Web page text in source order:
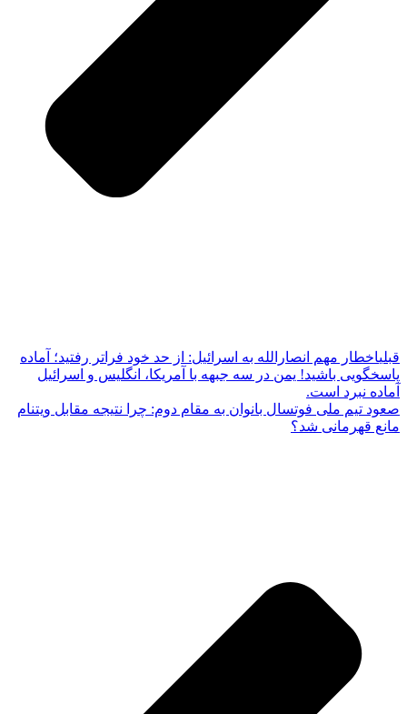
قبلیاخطار مهم انصارالله به اسرائیل: از حد خود فراتر رفتید؛ آماده
پاسخگویی باشید! یمن در سه جبهه با آمریکا، انگلیس و اسرائیل
آماده نبرد است.
صعود تیم ملی فوتسال بانوان به مقام دوم: چرا نتیجه مقابل ویتنام
مانع قهرمانی شد؟